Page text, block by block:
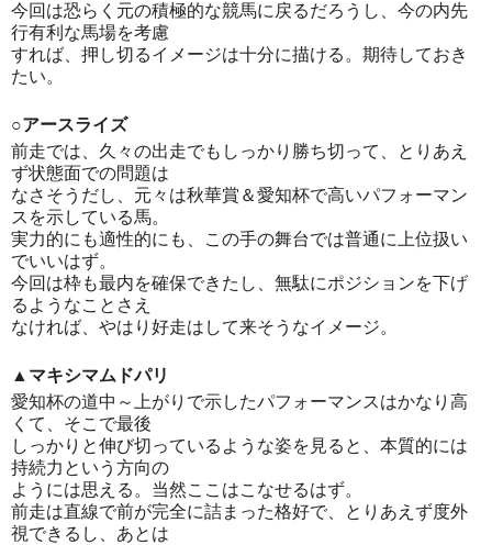
今回は恐らく元の積極的な競馬に戻るだろうし、今の内先
行有利な馬場を考慮
すれば、押し切るイメージは十分に描ける。期待しておき
たい。
○アースライズ
前走では、久々の出走でもしっかり勝ち切って、とりあえ
ず状態面での問題は
なさそうだし、元々は秋華賞＆愛知杯で高いパフォーマン
スを示している馬。
実力的にも適性的にも、この手の舞台では普通に上位扱い
でいいはず。
今回は枠も最内を確保できたし、無駄にポジションを下げ
るようなことさえ
なければ、やはり好走はして来そうなイメージ。
▲マキシマムドパリ
愛知杯の道中～上がりで示したパフォーマンスはかなり高
くて、そこで最後
しっかりと伸び切っているような姿を見ると、本質的には
持続力という方向の
ようには思える。当然ここはこなせるはず。
前走は直線で前が完全に詰まった格好で、とりあえず度外
視できるし、あとは